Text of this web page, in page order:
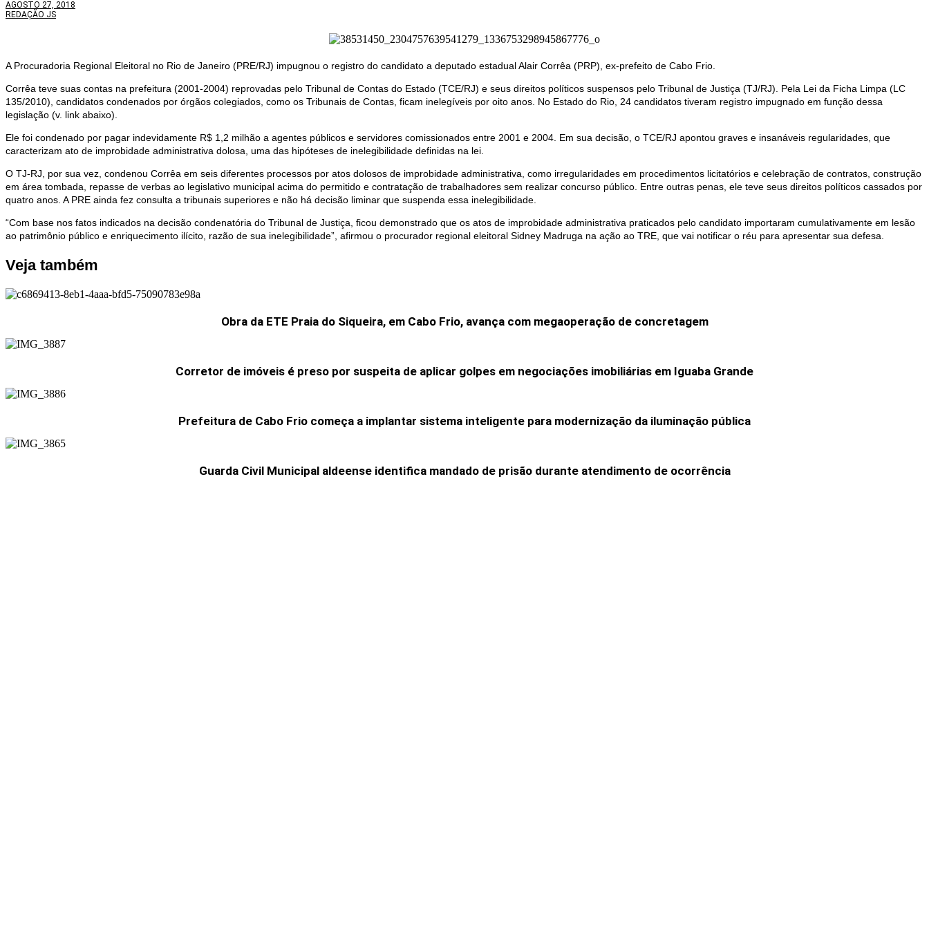
AGOSTO 27, 2018
REDAÇÃO JS
A Procuradoria Regional Eleitoral no Rio de Janeiro (PRE/RJ) impugnou o registro do candidato a deputado estadual Alair Corrêa (PRP), ex-prefeito de Cabo Frio.
Corrêa teve suas contas na prefeitura (2001-2004) reprovadas pelo Tribunal de Contas do Estado (TCE/RJ) e seus direitos políticos suspensos pelo Tribunal de Justiça (TJ/RJ). Pela Lei da Ficha Limpa (LC
135/2010), candidatos condenados por órgãos colegiados, como os Tribunais de Contas, ficam inelegíveis por oito anos. No Estado do Rio, 24 candidatos tiveram registro impugnado em função dessa
legislação (v. link abaixo).
Ele foi condenado por pagar indevidamente R$ 1,2 milhão a agentes públicos e servidores comissionados entre 2001 e 2004. Em sua decisão, o TCE/RJ apontou graves e insanáveis regularidades, que
caracterizam ato de improbidade administrativa dolosa, uma das hipóteses de inelegibilidade definidas na lei.
O TJ-RJ, por sua vez, condenou Corrêa em seis diferentes processos por atos dolosos de improbidade administrativa, como irregularidades em procedimentos licitatórios e celebração de contratos, construção
em área tombada, repasse de verbas ao legislativo municipal acima do permitido e contratação de trabalhadores sem realizar concurso público. Entre outras penas, ele teve seus direitos políticos cassados por
quatro anos. A PRE ainda fez consulta a tribunais superiores e não há decisão liminar que suspenda essa inelegibilidade.
“Com base nos fatos indicados na decisão condenatória do Tribunal de Justiça, ficou demonstrado que os atos de improbidade administrativa praticados pelo candidato importaram cumulativamente em lesão
ao patrimônio público e enriquecimento ilícito, razão de sua inelegibilidade”, afirmou o procurador regional eleitoral Sidney Madruga na ação ao TRE, que vai notificar o réu para apresentar sua defesa.
Veja também
Obra da ETE Praia do Siqueira, em Cabo Frio, avança com megaoperação de concretagem
Corretor de imóveis é preso por suspeita de aplicar golpes em negociações imobiliárias em Iguaba Grande
Prefeitura de Cabo Frio começa a implantar sistema inteligente para modernização da iluminação pública
Guarda Civil Municipal aldeense identifica mandado de prisão durante atendimento de ocorrência